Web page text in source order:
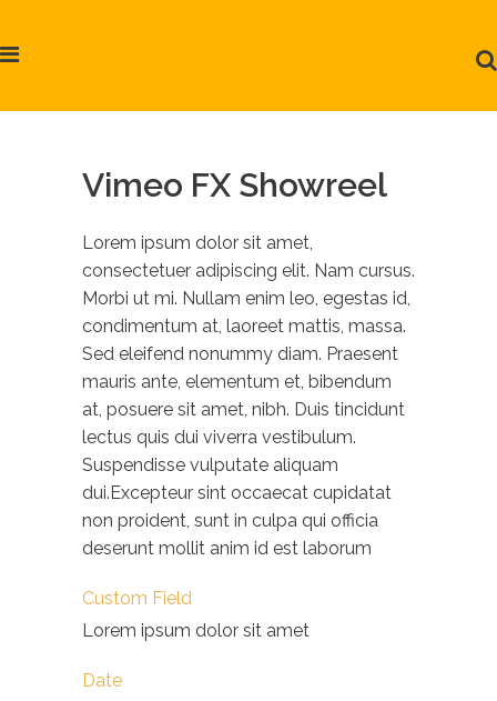
Vimeo FX Showreel
Lorem ipsum dolor sit amet,
consectetuer adipiscing elit. Nam cursus.
Morbi ut mi. Nullam enim leo, egestas id,
condimentum at, laoreet mattis, massa.
Sed eleifend nonummy diam. Praesent
mauris ante, elementum et, bibendum
at, posuere sit amet, nibh. Duis tincidunt
lectus quis dui viverra vestibulum.
Suspendisse vulputate aliquam
dui.Excepteur sint occaecat cupidatat
non proident, sunt in culpa qui officia
deserunt mollit anim id est laborum
Custom Field
Lorem ipsum dolor sit amet
Date